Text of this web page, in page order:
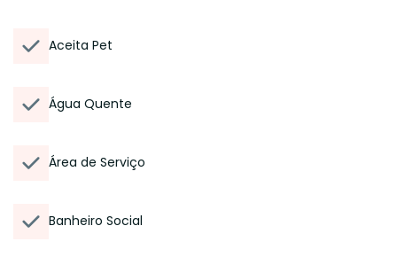
Aceita Pet
Água Quente
Área de Serviço
Banheiro Social